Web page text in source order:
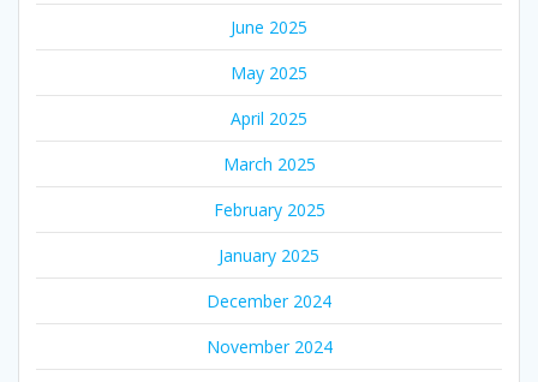
June 2025
May 2025
April 2025
March 2025
February 2025
January 2025
December 2024
November 2024